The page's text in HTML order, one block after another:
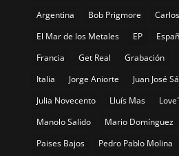
Argentina
Bob Prigmore
El Mar de los Metales
EP
Francia
Get Real Grabación
Italia
Jorge Aniorte
Juan José
Julia Novecento
Lluís Mas
Manolo Salido
Mario Domínguez
Paises Bajos
Pedro Pablo Molina